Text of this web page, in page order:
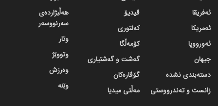
ئەفریقا
ئەمریکا
ئەورووپا
جیهان
دسته‌بندی نشده
زانست و تەندرووستی
ڤیدیۆ
کەلتوری
کۆمەڵگا
گه‌شت و گه‌شتیاری
گۆڤاره‌کان
مەڵتی میدیا
هەڵبژاردەی
سەرنووسەر
وتار
وتووێژ
وەرزش
وێنە